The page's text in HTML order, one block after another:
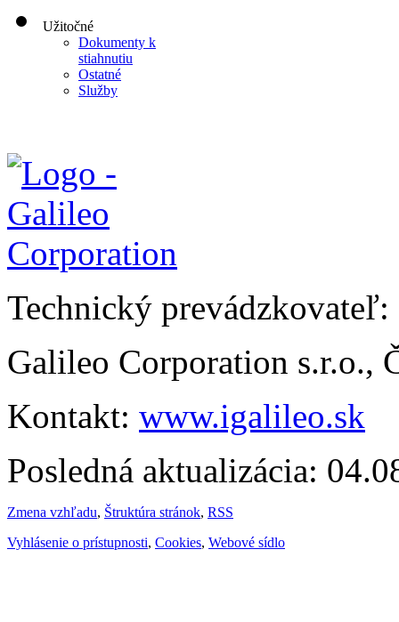
Užitočné
Dokumenty k
stiahnutiu
Ostatné
Služby
Technický prevádzkovateľ:
Galileo Corporation s.r.o.,
Kontakt: www.igalileo.sk
Posledná aktualizácia:
Zmena vzhľadu, Štruktúra stránok, RSS
Vyhlásenie o prístupnosti, Cookies, Webové sídlo